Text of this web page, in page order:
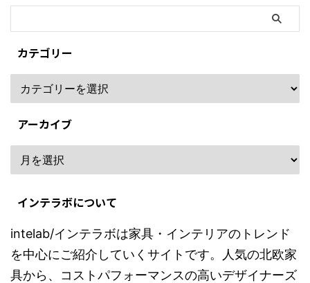
カテゴリー
アーカイブ
インテラボについて
intelab/インテラボは家具・インテリアのトレンド
を中心にご紹介していくサイトです。人気の北欧家
具から、コストパフォーマンスの高いデザイナーズ